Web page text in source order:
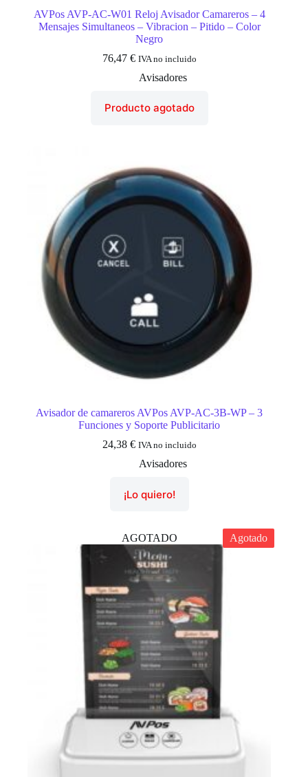
AVPos AVP-AC-W01 Reloj Avisador Camareros – 4
Mensajes Simultaneos – Vibracion – Pitido – Color
Negro
76,47 € IVA no incluido
Avisadores
Producto agotado
Avisador de camareros AVPos AVP-AC-3B-WP – 3
Funciones y Soporte Publicitario
24,38 € IVA no incluido
Avisadores
¡Lo quiero!
AGOTADO Agotado